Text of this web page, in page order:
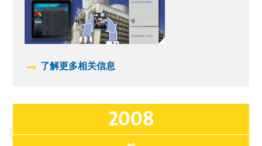
了解更多相关信息
2008